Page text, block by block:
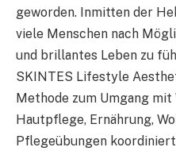
geworden. Inmitten der
viele Menschen nach
und brillantes Leben zu
SKINTES Lifestyle
Methode zum Umgang mit
Hautpflege, Ernährung,
Pflegeübungen